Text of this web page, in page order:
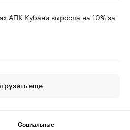
АПК Кубани выросла на 10% за
еще
Социальные